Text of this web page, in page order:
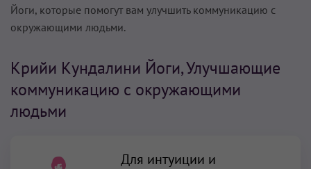
Йоги, которые помогут вам улучшить коммуникацию с
окружающими людьми.
Крийи Кундалини Йоги, Улучшающие
коммуникацию с окружающими
людьми
Для интуиции и